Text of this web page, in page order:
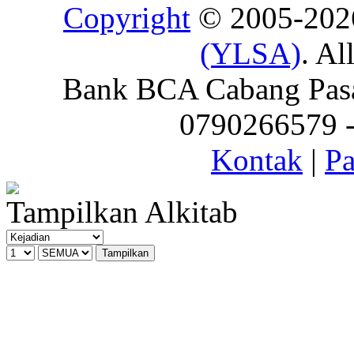
Copyright © 2005-
(YLSA).
Bank BCA Cabang
0790266579
Kontak |
Tampilkan Alkitab